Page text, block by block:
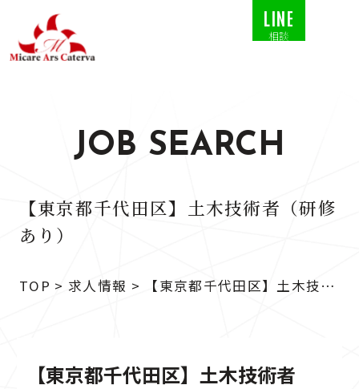
LINE
相談
JOB SEARCH
【東京都千代田区】土木技術者（研修
あり）
TOP > 求人情報 > 【東京都千代田区】土木技術
者（研修あり）
【東京都千代田区】土木技術者